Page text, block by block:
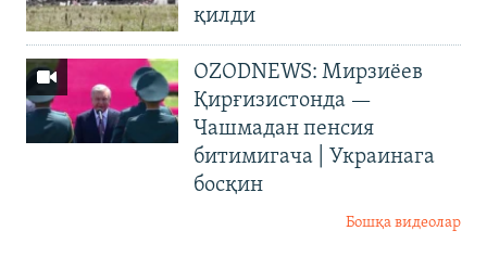
қилди
OZODNEWS: Мирзиёев
Қирғизистонда —
Чашмадан пенсия
битимигача | Украинага
босқин
Бошқа видеолар